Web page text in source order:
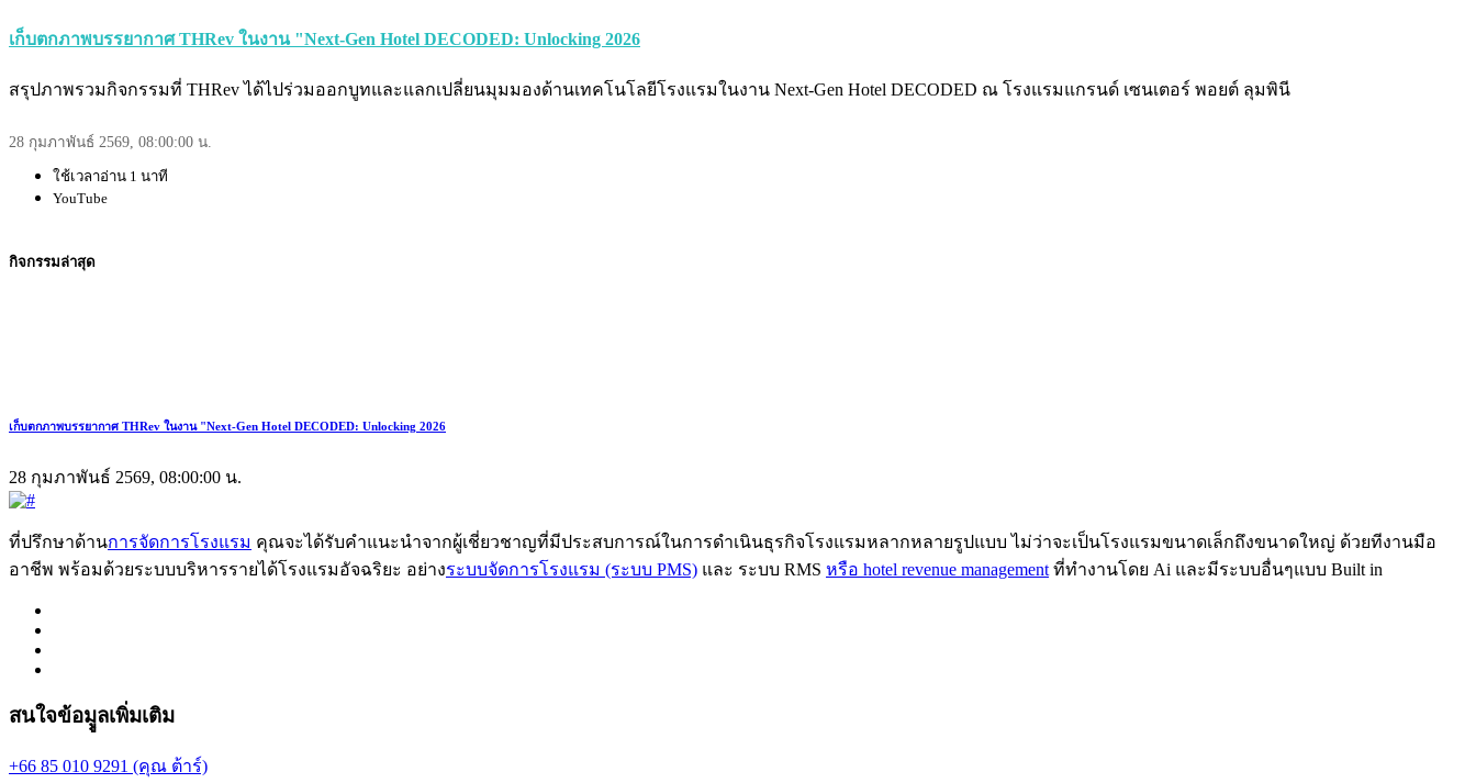
เก็บตกภาพบรรยากาศ THRev ในงาน "Next-Gen Hotel DECODED: Unlocking 2026
สรุปภาพรวมกิจกรรมที่ THRev ได้ไปร่วมออกบูทและแลกเปลี่ยนมุมมองด้านเทคโนโลยีโรงแรมในงาน Next-Gen Hotel DECODED ณ โรงแรมแกรนด์ เซนเตอร์ พอยต์ ลุมพินี
28 กุมภาพันธ์ 2569, 08:00:00 น.
ใช้เวลาอ่าน 1 นาที
YouTube
กิจกรรมล่าสุด
เก็บตกภาพบรรยากาศ THRev ในงาน "Next-Gen Hotel DECODED: Unlocking 2026
28 กุมภาพันธ์ 2569, 08:00:00 น.
ที่ปรึกษาด้านการจัดการโรงแรม คุณจะได้รับคำแนะนำจากผู้เชี่ยวชาญที่มีประสบการณ์ในการดำเนินธุรกิจโรงแรมหลากหลายรูปแบบ ไม่ว่าจะเป็นโรงแรมขนาดเล็กถึงขนาดใหญ่ ด้วยทีงานมือ
อาชีพ พร้อมด้วยระบบบริหารรายได้โรงแรมอัจฉริยะ อย่างระบบจัดการโรงแรม (ระบบ PMS) และ ระบบ RMS หรือ hotel revenue management ที่ทำงานโดย Ai และมีระบบอื่นๆแบบ Built in
สนใจข้อมููลเพิ่มเติม
+66 85 010 9291 (คุณ ต้าร์)